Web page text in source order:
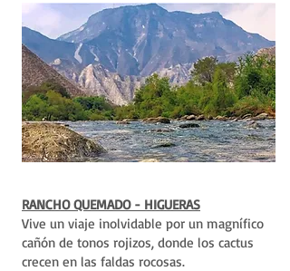
RANCHO QUEMADO - HIGUERAS
Vive un viaje inolvidable por un magnífico
cañón de tonos rojizos, donde los cactus
crecen en las faldas rocosas.